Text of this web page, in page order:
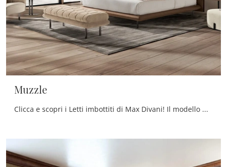
Muzzle
Clicca e scopri i Letti imbottiti di Max Divani! Il modello Muzzle in pelle ti attende nelle versioni matrimoniali.